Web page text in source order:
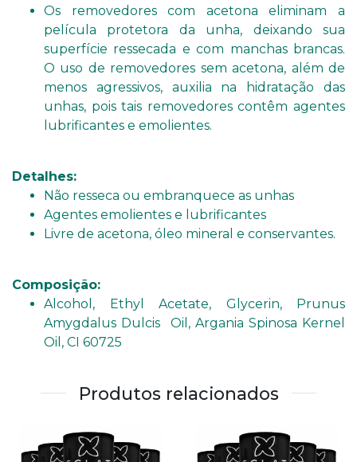
Os removedores com acetona eliminam a
película protetora da unha, deixando sua
superfície ressecada e com manchas brancas.
O uso de removedores sem acetona, além de
menos agressivos, auxilia na hidratação das
unhas, pois tais removedores contêm agentes
lubrificantes e emolientes.
Detalhes:
Não resseca ou embranquece as unhas
Agentes emolientes e lubrificantes
Livre de acetona, óleo mineral e conservantes.
Composição:
Alcohol, Ethyl Acetate, Glycerin, Prunus
Amygdalus Dulcis Oil, Argania Spinosa Kernel
Oil, CI 60725
Produtos relacionados